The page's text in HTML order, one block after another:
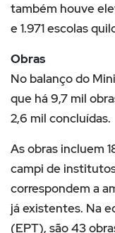
também houve
e 1.971 escolas
Obras
No balanço do
que há 9,7 mil
2,6 mil concluídas.
As obras incluem
campi de
correspondem a
já existentes. Na
(EPT), são 43